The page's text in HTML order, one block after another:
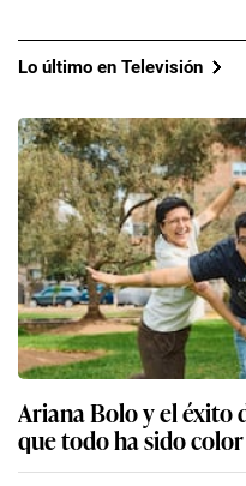
Lo último en Televisión
Ariana Bolo y el éxito
que todo ha sido